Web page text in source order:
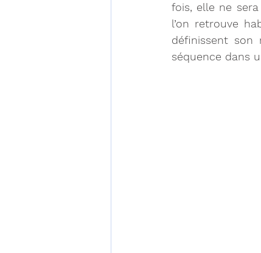
fois, elle ne
l’on retrouve
définissent son
séquence dans